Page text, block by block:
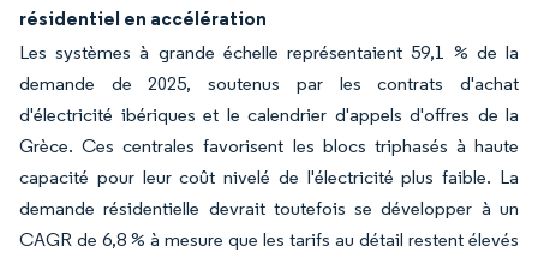
résidentiel en accélération
Les systèmes à grande échelle représentaient 59,1 % de la
demande de 2025, soutenus par les contrats d'achat
d'électricité ibériques et le calendrier d'appels d'offres de la
Grèce. Ces centrales favorisent les blocs triphasés à haute
capacité pour leur coût nivelé de l'électricité plus faible. La
demande résidentielle devrait toutefois se développer à un
CAGR de 6,8 % à mesure que les tarifs au détail restent élevés